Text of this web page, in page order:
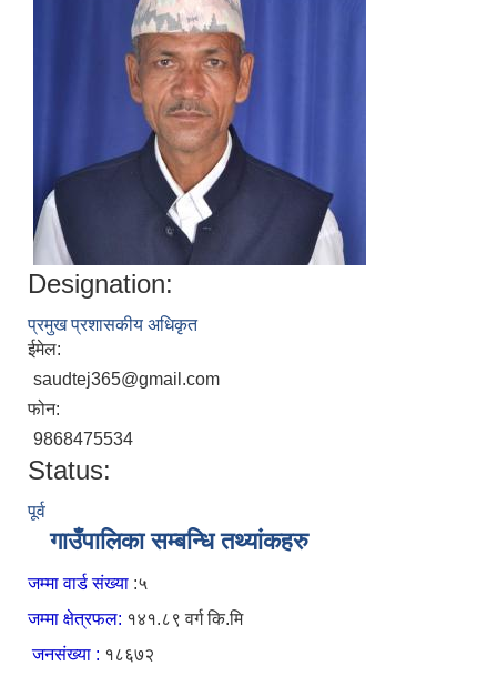
Designation:
प्रमुख प्रशासकीय अधिकृत
ईमेल:
saudtej365@gmail.com
फोन:
9868475534
Status:
पूर्व
गाउँपालिका सम्बन्धि तथ्यांकहरु
जम्मा वार्ड संख्या :५
जम्मा क्षेत्रफल: १४१.८९ वर्ग कि.मि
जनसंख्या : १८६७२